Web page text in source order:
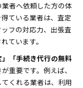
者へ依頼した方の体
ている業者は、査定
フの対応力、出張査
ています。
」「手続き代行の無料
重要です。例えば、
くれる業者は、利用